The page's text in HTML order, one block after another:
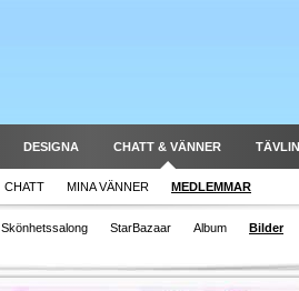
DESIGNA CHATT & VÄNNER
CHATT MINA VÄNNER MEDLEMMAR
Skönhetssalong StarBazaar Album Bilder